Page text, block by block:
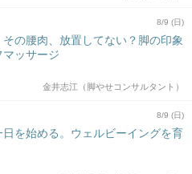
8/9 (日)
その腰肉、放置してない？脚の印象
マッサージ
金井志江（脚やせコンサルタント）
8/9 (日)
日を始める。ウェルビーイングを育